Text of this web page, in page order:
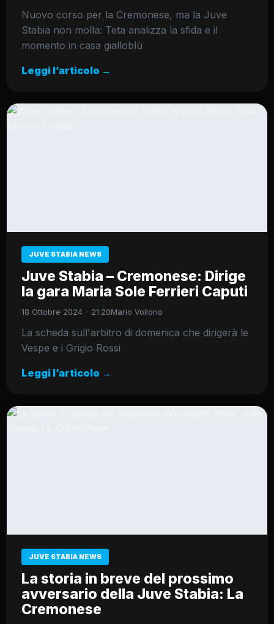
Nuovo corso per la Cremonese, ma la Juve
Stabia non molla: Teta analizza la sfida e il
momento in casa gialloblù
Leggi l’articolo →
JUVE STABIA NEWS
Juve Stabia – Cremonese: Dirige
la gara Maria Sole Ferrieri Caputi
18 Ottobre 2024 - 21:20Mario Vollono
La scheda sull'arbitro di domenica che dirigerà le
Vespe e i Grigio Rossi
Leggi l’articolo →
JUVE STABIA NEWS
La storia in breve del prossimo
avversario della Juve Stabia: La
Cremonese